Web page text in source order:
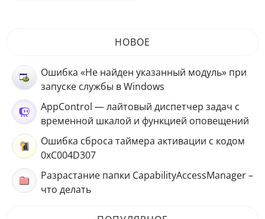
НОВОЕ
Ошибка «Не найден указанный модуль» при
запуске службы в Windows
AppControl — лайтовый диспетчер задач с
временной шкалой и функцией оповещений
Ошибка сброса таймера активации с кодом
0xC004D307
Разрастание папки CapabilityAccessManager –
что делать